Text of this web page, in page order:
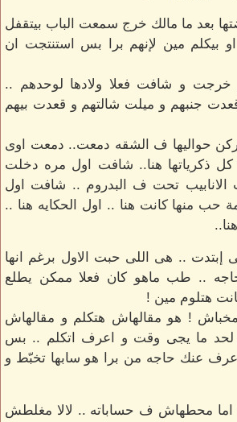
بعد ما مالك خرج سمعت الباب بيتقفل
مين لإنهم برا بس استنتجت ان
خرجت و شافت فعلا ولادها لوحدهم ..
جنبهم و ميلت شالتهم و قعدت بيهم
ركن حواليها ف الشقه دمعت.. دمعت اوى
ذكرياتها هنا.. شافت اول مره دخلت
الانابيب تحت ف البدروم .. شافت اول
حب منها كانت هنا .. اول الحكايه هنا ..
.. هى اللى حبت الاول برغم انها
.. طب ماهو كان فعلا ممكن يطلع
هتلوم مين !
مخباش ! هو مقالهاش هتكلم و مقالهاش
لحد ما يجى وقت و اعرف اتكلم .. بس
عنك حاجه من برا هو سابها تخبّط و
محطهاش ف حساباته .. لالا مغلطش